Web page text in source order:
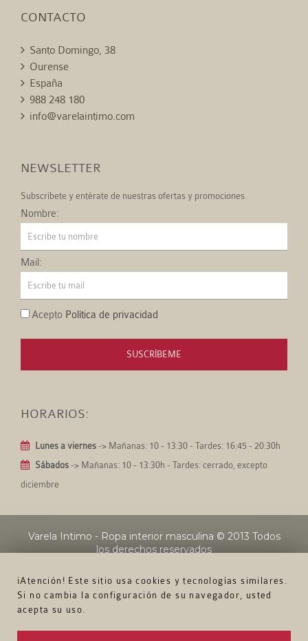
¡Atención! Este sitio usa cookies y tecnologías similares.
Si no cambia la configuración de su navegador, usted
acepta su uso.
CONTACTO
Santo Domingo, 38
Ourense
España
988 248 180
info@varelaintimo.com
NEWSLETTER
Subscríbete y entérate de nuestras ofertas y promociones.
Nombre:
Mail:
Acepto Política de privacidad
SUSCRÍBEME
HORARIOS:
Lunes a viernes -> Mañanas: 10 - 13:30 - Tardes: 16:45 - 20:30h
Sábados -> Mañanas: 10 - 13:30h - Tardes: cerrado, excepto
diciembre
Varela Intimo - Ropa interior masculina © 2013 Todos
los derechos reservados